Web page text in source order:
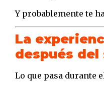
Y probablemente te
La
después del
Lo que pasa durante